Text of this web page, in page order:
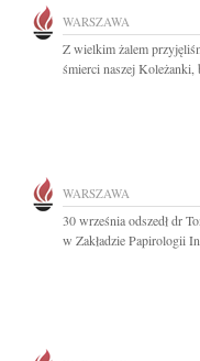
WARSZAWA
Z wielkim żalem
śmierci naszej Koleżanki,
WARSZAWA
30 września odszedł dr
w Zakładzie Papirologii